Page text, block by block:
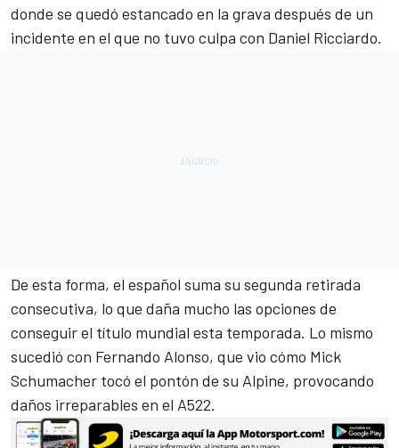
donde se quedó estancado en la grava después de un
incidente en el que no tuvo culpa con Daniel Ricciardo.
De esta forma, el español suma su segunda retirada
consecutiva, lo que daña mucho las opciones de
conseguir el título mundial esta temporada. Lo mismo
sucedió con Fernando Alonso, que vio cómo Mick
Schumacher tocó el pontón de su Alpine, provocando
daños irreparables en el A522.